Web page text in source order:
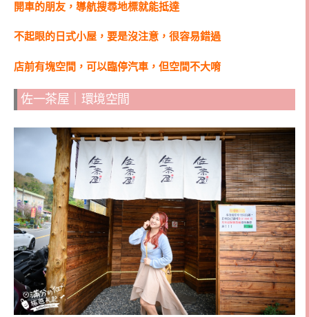
開車的朋友，導航搜尋地標就能抵達
不起眼的日式小屋，要是沒注意，很容易錯過
店前有塊空間，可以臨停汽車，但空間不大唷
佐一茶屋｜環境空間